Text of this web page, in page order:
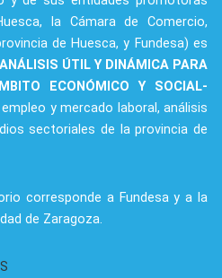
la Cámara de Comercio,
de Huesca, y Fundesa) es
ÚTIL Y DINÁMICA PARA
ECONÓMICO Y SOCIAL-
y mercado laboral, análisis
sectoriales de la provincia de
corresponde a Fundesa y a la
de Zaragoza.